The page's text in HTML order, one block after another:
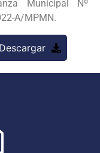
Municipal Nº
A/MPMN.
Descargar